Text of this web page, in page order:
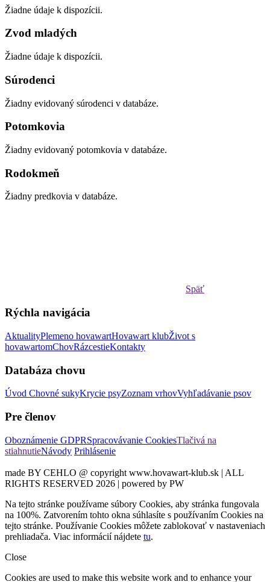
Žiadne údaje k dispozícii.
Zvod mladých
Žiadne údaje k dispozícii.
Súrodenci
Žiadny evidovaný súrodenci v databáze.
Potomkovia
Žiadny evidovaný potomkovia v databáze.
Rodokmeň
Žiadny predkovia v databáze.
Späť
Rýchla navigácia
AktualityPlemeno hovawartHovawart klubŽivot s
hovawartomChovRázcestieKontakty
Databáza chovu
Úvod Chovné sukyKrycie psyZoznam vrhovVyhľadávanie psov
Pre členov
Oboznámenie GDPRSpracovávanie CookiesTlačivá na
stiahnutieNávody Prihlásenie
made BY CEHLO @ copyright www.hovawart-klub.sk | ALL
RIGHTS RESERVED 2026 | powered by PW
Na tejto stránke používame súbory Cookies, aby stránka fungovala
na 100%. Zatvorením tohto okna súhlasíte s používaním Cookies na
tejto stránke. Používanie Cookies môžete zablokovať v nastaveniach
prehliadača. Viac informácií nájdete tu.
Close
Cookies are used to make this website work and to enhance your